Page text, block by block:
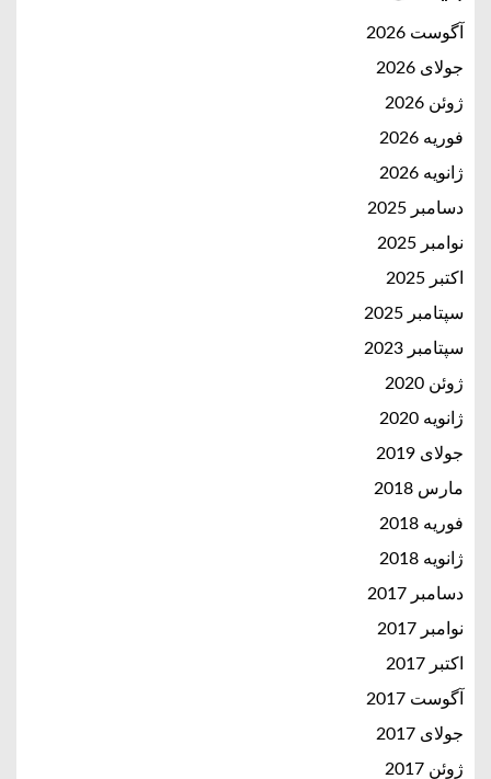
آگوست 2026
جولای 2026
ژوئن 2026
فوریه 2026
ژانویه 2026
دسامبر 2025
نوامبر 2025
اکتبر 2025
سپتامبر 2025
سپتامبر 2023
ژوئن 2020
ژانویه 2020
جولای 2019
مارس 2018
فوریه 2018
ژانویه 2018
دسامبر 2017
نوامبر 2017
اکتبر 2017
آگوست 2017
جولای 2017
ژوئن 2017